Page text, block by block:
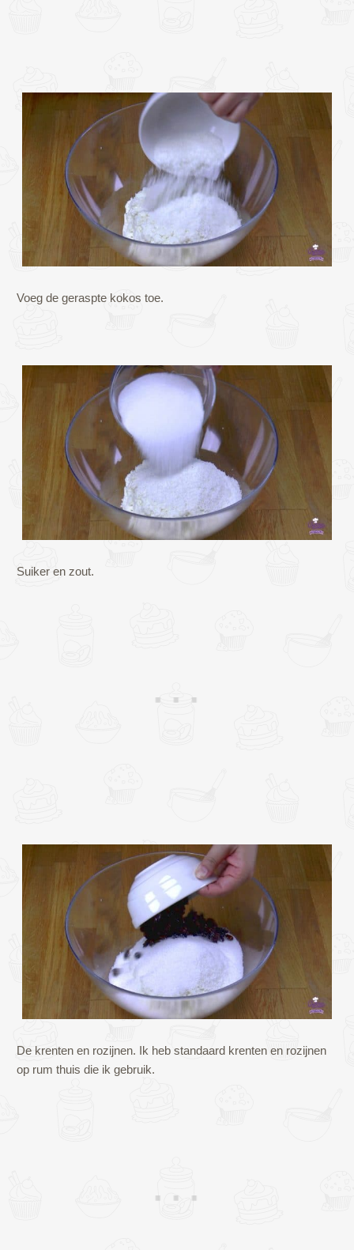
Voeg de geraspte kokos toe.
Suiker en zout.
De krenten en rozijnen. Ik heb standaard krenten en rozijnen
op rum thuis die ik gebruik.